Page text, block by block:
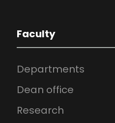
Faculty
Departments
Dean office
Research